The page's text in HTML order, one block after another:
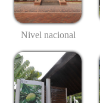
Nivel nacional